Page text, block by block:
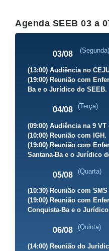
Agenda SEEB 03 a
03/08 (Segunda)
(13:00) Audiência no
(19:00) Reunião com
Ba e o Jurídico do SEEB.
04/08 (Terça)
(09:00) Audiência na 9
(10:00) Reunião com IGH.
(19:00) Reunião com
Santana-Ba e o Jurídico
05/08 (Quarta)
(10:30) Reunião com
(19:00) Reunião com
Conquista-Ba e o
06/08 (Quinta)
(14:00) Reunião do